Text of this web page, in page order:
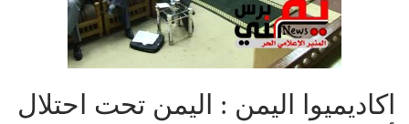
اكاديميوا اليمن : اليمن تحت احتلال